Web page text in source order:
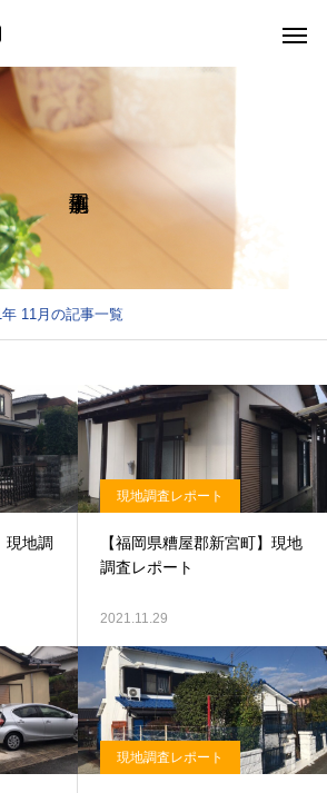
11月の記事一覧
現地調
現地調査レポート
【福岡県糟屋郡新宮町】現地
調査レポート
2021.11.29
現地調査レポート